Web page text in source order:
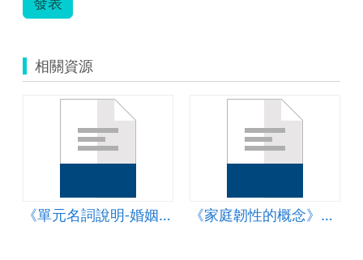
相關資源
《單元名詞說明-婚姻斜坡、婚姻排擠》簡報 《家庭韌性的概念》簡報